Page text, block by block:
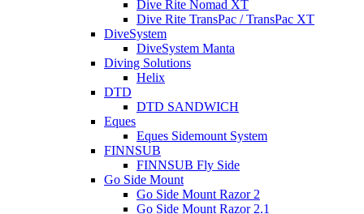
Dive Rite Nomad XT
Dive Rite TransPac / TransPac XT
DiveSystem
DiveSystem Manta
Diving Solutions
Helix
DTD
DTD SANDWICH
Eques
Eques Sidemount System
FINNSUB
FINNSUB Fly Side
Go Side Mount
Go Side Mount Razor 2
Go Side Mount Razor 2.1